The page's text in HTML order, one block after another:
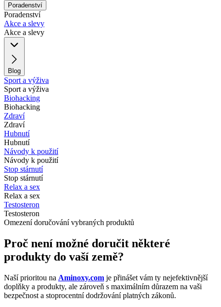
Poradenství
Poradenství
Akce a slevy
Akce a slevy
Blog
Sport a výživa
Sport a výživa
Biohacking
Biohacking
Zdraví
Zdraví
Hubnutí
Hubnutí
Návody k použití
Návody k použití
Stop stárnutí
Stop stárnutí
Relax a sex
Relax a sex
Testosteron
Testosteron
Omezení doručování vybraných produktů
Proč není možné doručit některé
produkty do vaší země?
Naší prioritou na Aminoxy.com je přinášet vám ty nejefektivnější
doplňky a produkty, ale zároveň s maximálním důrazem na vaši
bezpečnost a stoprocentní dodržování platných zákonů.